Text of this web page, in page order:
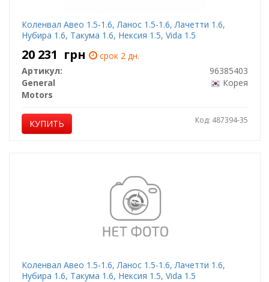
Коленвал Авео 1.5-1.6, Ланос 1.5-1.6, Лачетти 1.6,
Нубира 1.6, Такума 1.6, Нексия 1.5, Vida 1.5
20 231 грн
срок 2 дн.
Артикул:
96385403
General
Motors
Корея
КУПИТЬ Код: 487394-35
Коленвал Авео 1.5-1.6, Ланос 1.5-1.6, Лачетти 1.6,
Нубира 1.6, Такума 1.6, Нексия 1.5, Vida 1.5